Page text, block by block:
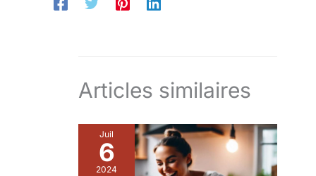
Articles similaires
Juil
6
2024